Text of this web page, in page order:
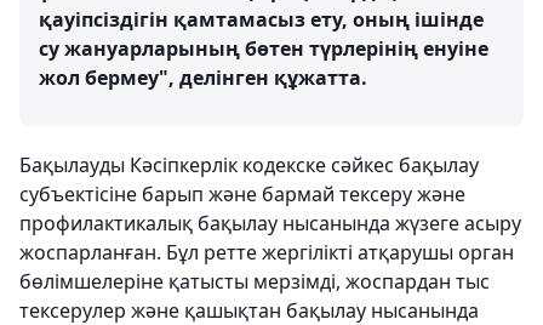
қауіпсіздігін қамтамасыз ету, оның ішінде
су жануарларының бөтен түрлерінің енуіне
жол бермеу", делінген құжатта.
Бақылауды Кәсіпкерлік кодекске сәйкес бақылау
субъектісіне барып және бармай тексеру және
профилактикалық бақылау нысанында жүзеге асыру
жоспарланған. Бұл ретте жергілікті атқарушы орган
бөлімшелеріне қатысты мерзімді, жоспардан тыс
тексерулер және қашықтан бақылау нысанында